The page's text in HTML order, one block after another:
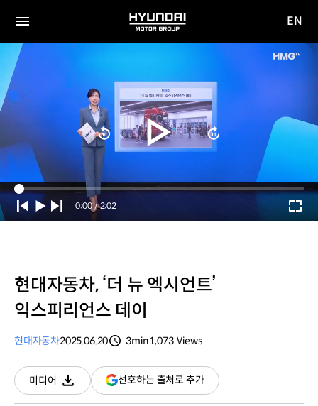
전체
HYUNDAI
MOTOR
사이
EN
Current
Time
0:00 / Duration
2:02
현대자동차, ‘더 뉴 엑시언트’
익스피리언스 데이
현대자동차2025.06.20
3min1,073 Views
미디어
다운로드
선호하는 출처로 추가(새
창